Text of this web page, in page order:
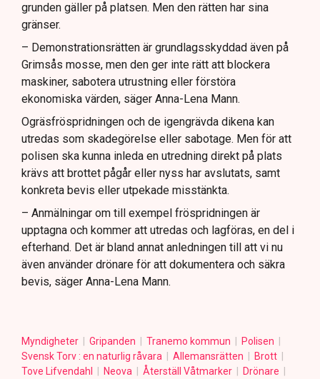
grunden gäller på platsen. Men den rätten har sina
gränser.
– Demonstrationsrätten är grundlagsskyddad även på
Grimsås mosse, men den ger inte rätt att blockera
maskiner, sabotera utrustning eller förstöra
ekonomiska värden, säger Anna-Lena Mann.
Ogräsfröspridningen och de igengrävda dikena kan
utredas som skadegörelse eller sabotage. Men för att
polisen ska kunna inleda en utredning direkt på plats
krävs att brottet pågår eller nyss har avslutats, samt
konkreta bevis eller utpekade misstänkta.
– Anmälningar om till exempel fröspridningen är
upptagna och kommer att utredas och lagföras, en del i
efterhand. Det är bland annat anledningen till att vi nu
även använder drönare för att dokumentera och säkra
bevis, säger Anna-Lena Mann.
Myndigheter Gripanden Tranemo kommun
Polisen
Svensk Torv : en naturlig råvara
Allemansrätten
Brott
Tove Lifvendahl
Neova Återställ Våtmarker
Drönare